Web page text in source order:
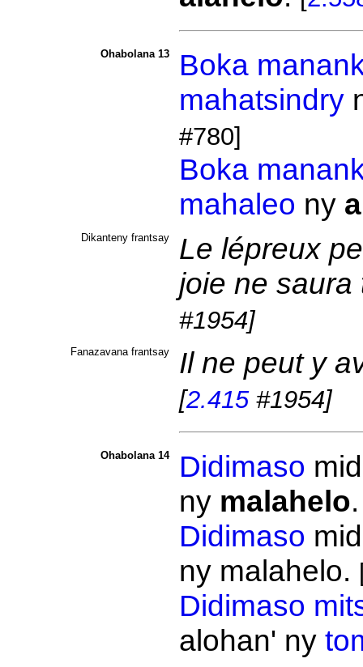
Ohabolana 13 Boka
mahatsindry
#780]
Boka
mahaleo ny
Dikanteny frantsay
Le lépreux
joie ne
#1954]
Fanazavana frantsay Il ne peut y
[2.415#1954]
Ohabolana 14 Didimaso
ny malahelo
Didimaso
ny malahelo.
Didimaso
alohan' ny